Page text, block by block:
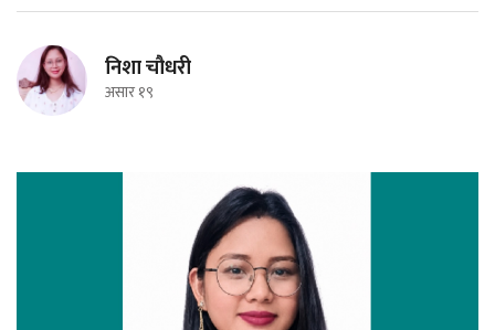
निशा चौधरी
असार १९